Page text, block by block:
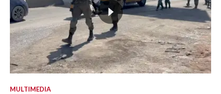
MULTIMEDIA